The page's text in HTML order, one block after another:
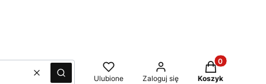
WyczyśćSzukaj Ulubione Zaloguj się
Produkty w
Koszyk